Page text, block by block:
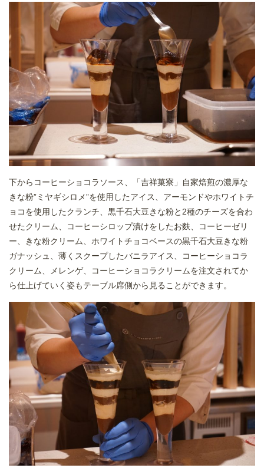
下からコーヒーショコラソース、「吉祥菓寮」自家焙煎の濃厚な
きな粉”ミヤギシロメ”を使用したアイス、アーモンドやホワイトチ
ョコを使用したクランチ、黒千石大豆きな粉と2種のチーズを合わ
せたクリーム、コーヒーシロップ漬けをしたお麩、コーヒーゼリ
ー、きな粉クリーム、ホワイトチョコベースの黒千石大豆きな粉
ガナッシュ、薄くスクープしたバニラアイス、コーヒーショコラ
クリーム、メレンゲ、コーヒーショコラクリームを注文されてか
ら仕上げていく姿もテーブル席側から見ることができます。